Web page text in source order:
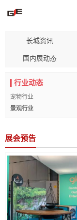
长城资讯
国内展动态
行业动态
宠物行业
景观行业
展会预告